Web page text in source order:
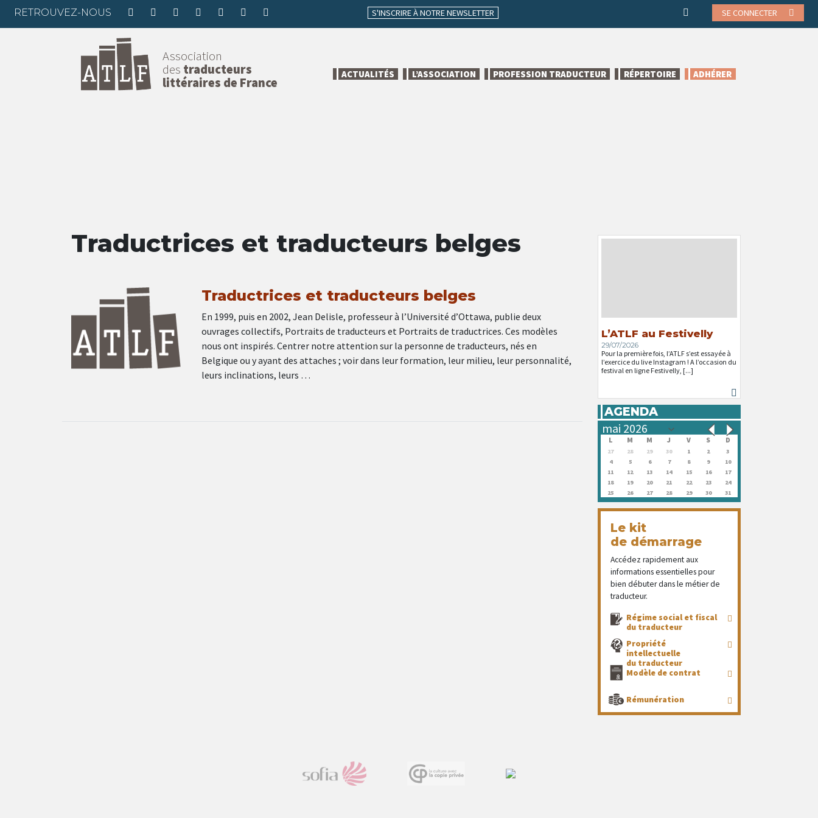
RETROUVEZ-NOUS S'INSCRIRE À NOTRE NEWSLETTER SE CONNECTER
Association
des traducteurs
littéraires de France
ACTUALITÉS L’ASSOCIATION PROFESSION TRADUCTEUR RÉPERTOIRE ADHÉRER
Traductrices et traducteurs belges
Traductrices et traducteurs belges
En 1999, puis en 2002, Jean Delisle, professeur à l’Université d’Ottawa, publie deux
ouvrages collectifs, Portraits de traducteurs et Portraits de traductrices. Ces modèles
nous ont inspirés. Centrer notre attention sur la personne de traducteurs, nés en
Belgique ou y ayant des attaches ; voir dans leur formation, leur milieu, leur personnalité,
leurs inclinations, leurs …
L’ATLF au Festivelly
29/07/2026
Pour la première fois, l’ATLF s’est essayée à
l’exercice du live Instagram ! A l’occasion du
festival en ligne Festivelly, [...]
AGENDA
L M M J V S D
27 28 29 30 1 2
3
4
5 6 7 8 9
10
11
12 13 14 15 16
17
18
19 20 21 22 23
24
25
26 27 28 29 30 31
Le kit
de démarrage
Accédez rapidement aux
informations essentielles pour
bien débuter dans le métier de
traducteur.
Régime social et fiscal
du traducteur
Propriété
intellectuelle
du traducteur
Modèle de contrat
Rémunération